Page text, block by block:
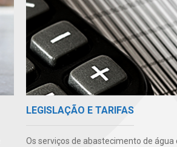
LEGISLAÇÃO E TARIFAS
Os serviços de abastecimento de água